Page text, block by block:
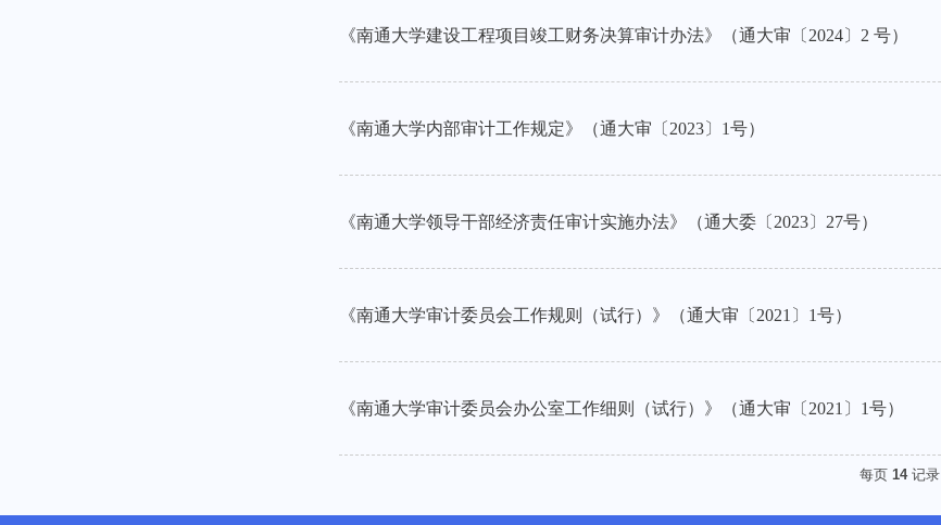
《南通大学建设工程项目竣工财务决算审计办法》（通大审〔2024〕2 号）
《南通大学内部审计工作规定》（通大审〔2023〕1号）
《南通大学领导干部经济责任审计实施办法》（通大委〔2023〕27号）
《南通大学审计委员会工作规则（试行）》（通大审〔2021〕1号）
《南通大学审计委员会办公室工作细则（试行）》（通大审〔2021〕1号）
每页 14记录